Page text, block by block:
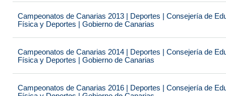
Campeonatos de Canarias 2013 | Deportes | Consejería de
Física y Deportes | Gobierno de Canarias
Campeonatos de Canarias 2014 | Deportes | Consejería de
Física y Deportes | Gobierno de Canarias
Campeonatos de Canarias 2016 | Deportes | Consejería de